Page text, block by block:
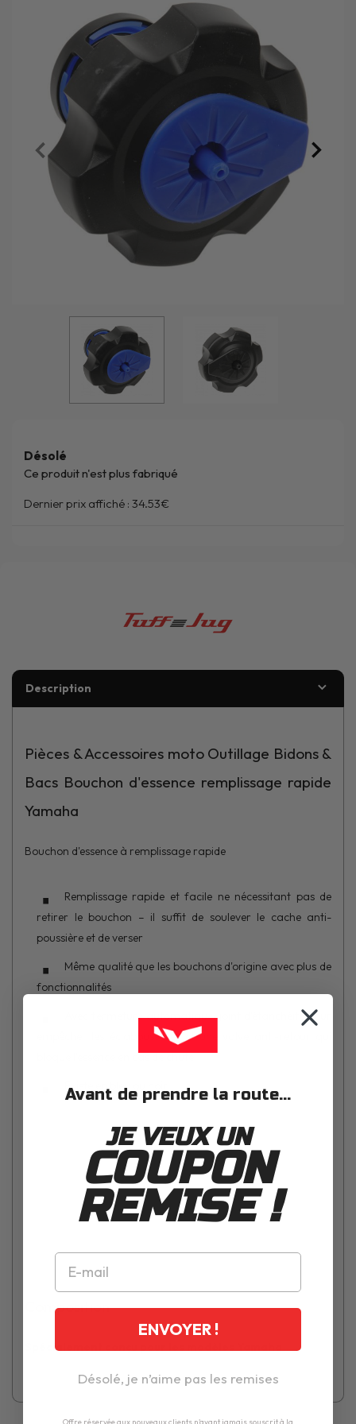
Désolé
Ce produit n'est plus fabriqué
Dernier prix affiché : 34.53€
Description
Pièces & Accessoires moto Outillage Bidons &
Bacs Bouchon d'essence remplissage rapide
Yamaha
Bouchon d'essence à remplissage rapide
Remplissage rapide et facile ne nécessitant pas de
retirer le bouchon – il suffit de soulever le cache anti-
poussière et de verser
Même qualité que les bouchons d'origine avec plus de
fonctionnalités
Avec fermeture automatique, joint d'étanchéité pour
empêcher les éclaboussures et une valve anti-retour qui
bloque l'essence en cas de chute
Existe en bleu ou noir
Composition
Spécialement conçu pour les modèles Yamaha
Avant de prendre la route...
JE VEUX UN
COUPON
REMISE !
ENVOYER !
Désolé, je n’aime pas les remises
Offre réservée aux nouveaux clients n'ayant jamais souscrit à la